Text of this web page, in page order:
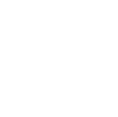
e
tanto o
a linguagem
o